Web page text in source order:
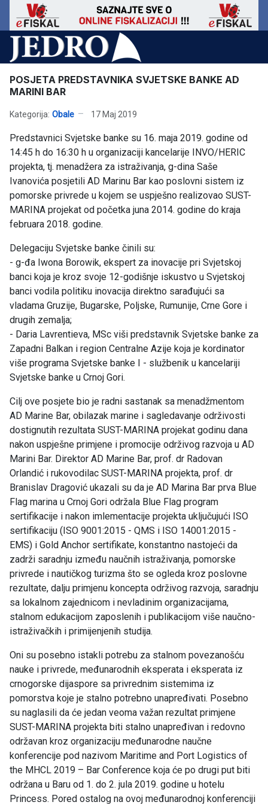
POSJETA PREDSTAVNIKA SVJETSKE BANKE AD
MARINI BAR
Kategorija: Obale 17 Maj 2019
Predstavnici Svjetske banke su 16. maja 2019. godine od
14:45 h do 16:30 h u organizaciji kancelarije INVO/HERIC
projekta, tj. menadžera za istraživanja, g-dina Saše
Ivanovića posjetili AD Marinu Bar kao poslovni sistem iz
pomorske privrede u kojem se uspješno realizovao SUST-
MARINA projekat od početka juna 2014. godine do kraja
februara 2018. godine.
Delegaciju Svjetske banke činili su:
- g-đa Iwona Borowik, ekspert za inovacije pri Svjetskoj
banci koja je kroz svoje 12-godišnje iskustvo u Svjetskoj
banci vodila politiku inovacija direktno sarađujući sa
vladama Gruzije, Bugarske, Poljske, Rumunije, Crne Gore i
drugih zemalja;
- Daria Lavrentieva, MSc viši predstavnik Svjetske banke za
Zapadni Balkan i region Centralne Azije koja je kordinator
više programa Svjetske banke I - službenik u kancelariji
Svjetske banke u Crnoj Gori.
Cilj ove posjete bio je radni sastanak sa menadžmentom
AD Marine Bar, obilazak marine i sagledavanje održivosti
dostignutih rezultata SUST-MARINA projekat godinu dana
nakon uspješne primjene i promocije održivog razvoja u AD
Marini Bar. Direktor AD Marine Bar, prof. dr Radovan
Orlandić i rukovodilac SUST-MARINA projekta, prof. dr
Branislav Dragović ukazali su da je AD Marina Bar prva Blue
Flag marina u Crnoj Gori održala Blue Flag program
sertifikacije i nakon imlementacije projekta uključujući ISO
sertifikaciju (ISO 9001:2015 - QMS i ISO 14001:2015 -
EMS) i Gold Anchor sertifikate, konstantno nastojeći da
zadrži saradnju između naučnih istraživanja, pomorske
privrede i nautičkog turizma što se ogleda kroz poslovne
rezultate, dalju primjenu koncepta održivog razvoja, saradnju
sa lokalnom zajednicom i nevladinim organizacijama,
stalnom edukacijom zaposlenih i publikacijom više naučno-
istraživačkih i primijenjenih studija.
Oni su posebno istakli potrebu za stalnom povezanošću
nauke i privrede, međunarodnih eksperata i eksperata iz
crnogorske dijaspore sa privrednim sistemima iz
pomorstva koje je stalno potrebno unapređivati. Posebno
su naglasili da će jedan veoma važan rezultat primjene
SUST-MARINA projekta biti stalno unapređivan i redovno
održavan kroz organizaciju međunarodne naučne
konferencije pod nazivom Maritime and Port Logistics of
the MHCL 2019 – Bar Conference koja će po drugi put biti
održana u Baru od 1. do 2. jula 2019. godine u hotelu
Princess. Pored ostalog na ovoj međunarodnoj konferenciji